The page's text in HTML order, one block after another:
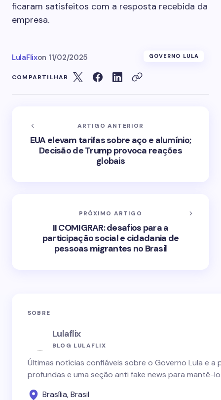
ficaram satisfeitos com a resposta recebida da
empresa.
LulaFlixon 11/02/2025 GOVERNO LULA
COMPARTILHAR
ARTIGO ANTERIOR
EUA elevam tarifas sobre aço e alumínio;
Decisão de Trump provoca reações
globais
PRÓXIMO ARTIGO
II COMIGRAR: desafios para a
participação social e cidadania de
pessoas migrantes no Brasil
SOBRE
Lulaflix
BLOG LULAFLIX
Últimas notícias confiáveis sobre o Governo Lula e
profundas e uma seção anti fake news para mantê-
Brasília, Brasil